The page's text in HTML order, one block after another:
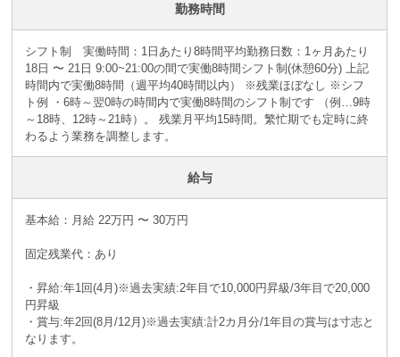
勤務時間
シフト制 実働時間：1日あたり8時間平均勤務日数：1ヶ月あたり
18日 〜 21日 9:00~21:00の間で実働8時間シフト制(休憩60分) 上記
時間内で実働8時間（週平均40時間以内） ※残業ほぼなし ※シフ
ト例 ・6時～翌0時の時間内で実働8時間のシフト制です （例…9時
～18時、12時～21時）。 残業月平均15時間。繁忙期でも定時に終
わるよう業務を調整します。
給与
基本給：月給 22万円 〜 30万円
固定残業代：あり
・昇給:年1回(4月)※過去実績:2年目で10,000円昇級/3年目で20,000
円昇級
・賞与:年2回(8月/12月)※過去実績:計2カ月分/1年目の賞与は寸志と
なります。